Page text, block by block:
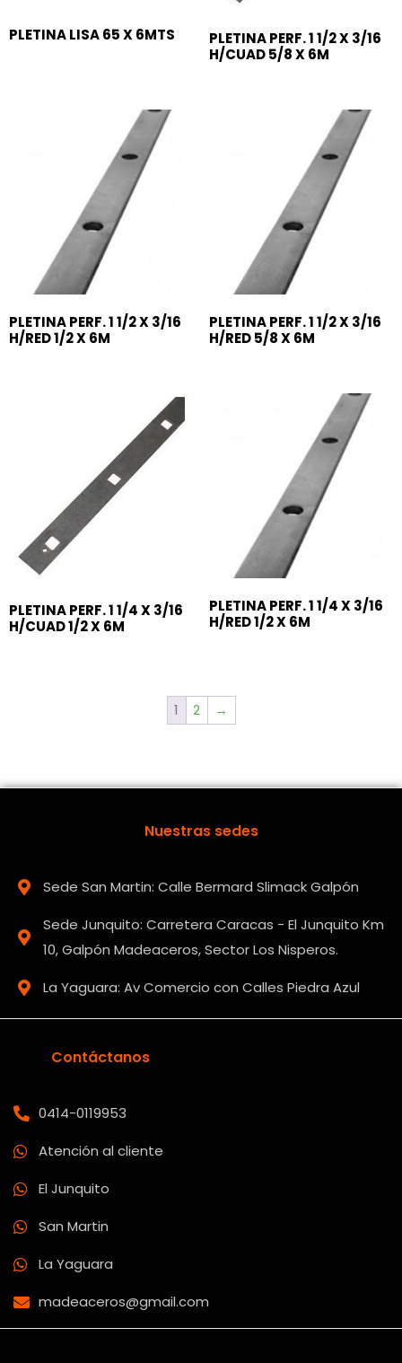
PLETINA LISA 65 X 6MTS
PLETINA PERF. 1 1/2 X 3/16
H/CUAD 5/8 X 6M
PLETINA PERF. 1 1/2 X 3/16
H/RED 1/2 X 6M
PLETINA PERF. 1 1/2 X 3/16
H/RED 5/8 X 6M
PLETINA PERF. 1 1/4 X 3/16
H/CUAD 1/2 X 6M
PLETINA PERF. 1 1/4 X 3/16
H/RED 1/2 X 6M
1 2 →
Contáctanos
0414-0119953
Atención al cliente
El Junquito
San Martin
La Yaguara
madeaceros@gmail.com
Nuestras sedes
Sede San Martin: Calle Bermard Slimack Galpón
Sede Junquito: Carretera Caracas - El Junquito Km
10, Galpón Madeaceros, Sector Los Nisperos.
La Yaguara: Av Comercio con Calles Piedra Azul